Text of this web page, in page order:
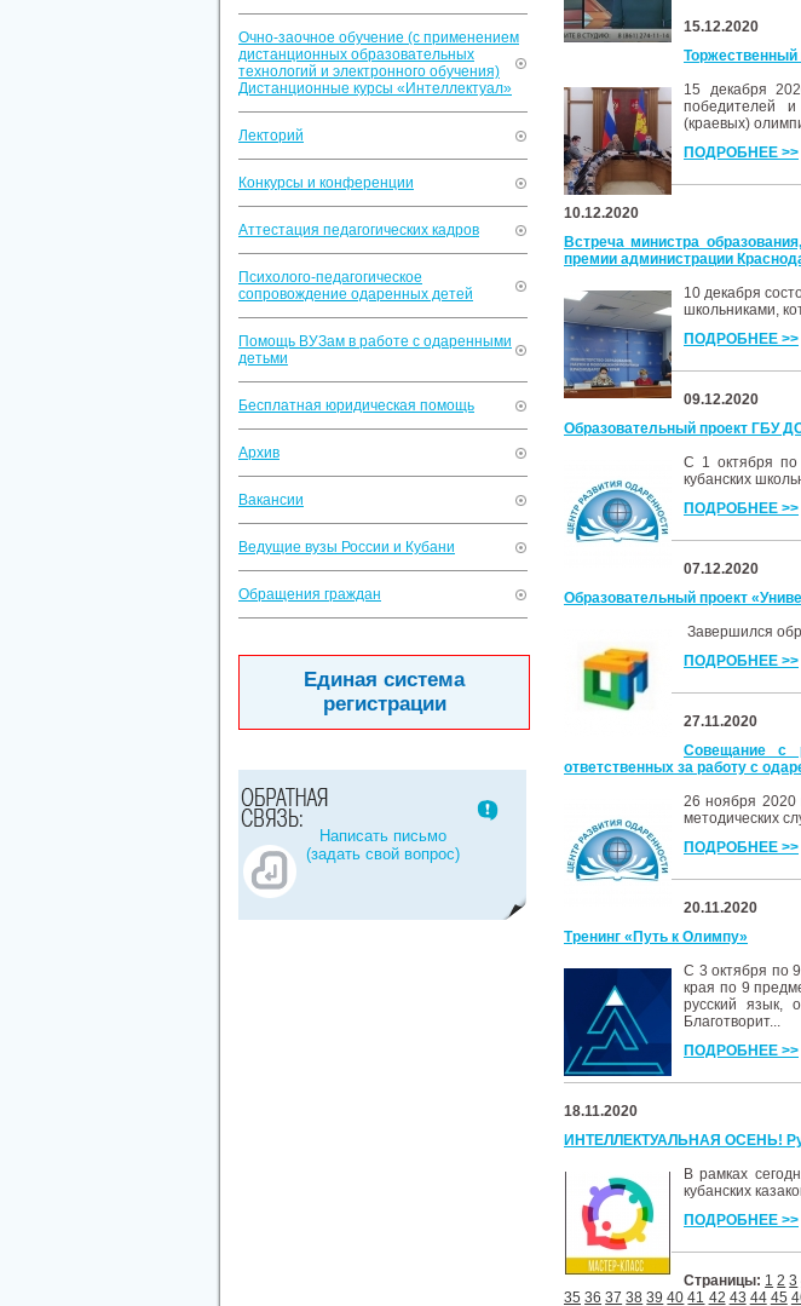
Очно-заочное обучение (с применением
дистанционных образовательных
технологий и электронного обучения)
Дистанционные курсы «Интеллектуал»
Лекторий
Конкурсы и конференции
Аттестация педагогических кадров
Психолого-педагогическое
сопровождение одаренных детей
Помощь ВУЗам в работе с одаренными
детьми
Бесплатная юридическая помощь
Архив
Вакансии
Ведущие вузы России и Кубани
Обращения граждан
Единая система
регистрации
Написать письмо
(задать свой вопрос)
15.12.2020
Торжественный
15 декабря
победителей и
(краевых)
ПОДРОБНЕЕ >>
10.12.2020
Встреча министра
премии администрации
10 декабря
школьниками,
ПОДРОБНЕЕ >>
09.12.2020
Образовательный проект ГБУ
С 1 октября по
кубанских
ПОДРОБНЕЕ >>
07.12.2020
Образовательный проект
Завершился
ПОДРОБНЕЕ >>
27.11.2020
Совещание с
ответственных за работу с
26 ноября 2020
методических
ПОДРОБНЕЕ >>
20.11.2020
Тренинг «Путь к Олимпу»
С 3 октября по
края по 9
русский язык,
Благотворит...
ПОДРОБНЕЕ >>
18.11.2020
ИНТЕЛЛЕКТУАЛЬНАЯ ОСЕНЬ!
В рамках
кубанских
ПОДРОБНЕЕ >>
Страницы: 1 2 3
35 36 37 38 39 40 41 42 43 44 45